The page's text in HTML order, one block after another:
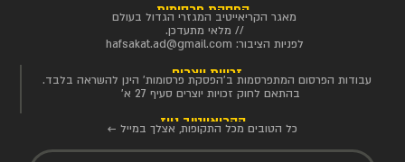
הפסקת פרסומות
מאגר הקריאייטיב המגזרי הגדול בעולם
// מלאי מתעדכן.
לפניות הציבור: hafsakat.ad@gmail.com
זכויות יוצרים
עבודות הפרסום המתפרסמות ב'הפסקת פרסומות' הינן להשראה בלבד.
בהתאם לחוק זכויות יוצרים סעיף 27 א'
הקריאייטיב ניוז
כל הטובים מכל התקופות, אצלך במייל ←